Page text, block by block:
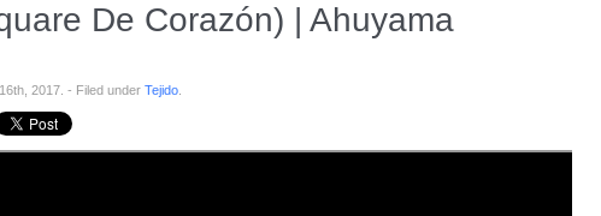
De Corazón) | Ahuyama
2017. - Filed under Tejido